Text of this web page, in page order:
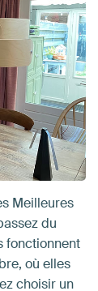
Meilleures
du
fonctionnent
où elles
choisir un